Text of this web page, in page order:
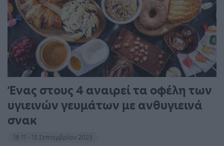
Ένας στους 4 αναιρεί τα οφέλη των
υγιεινών γευμάτων με ανθυγιεινά
σνακ
18:11 - 15 Σεπτεμβρίου 2023